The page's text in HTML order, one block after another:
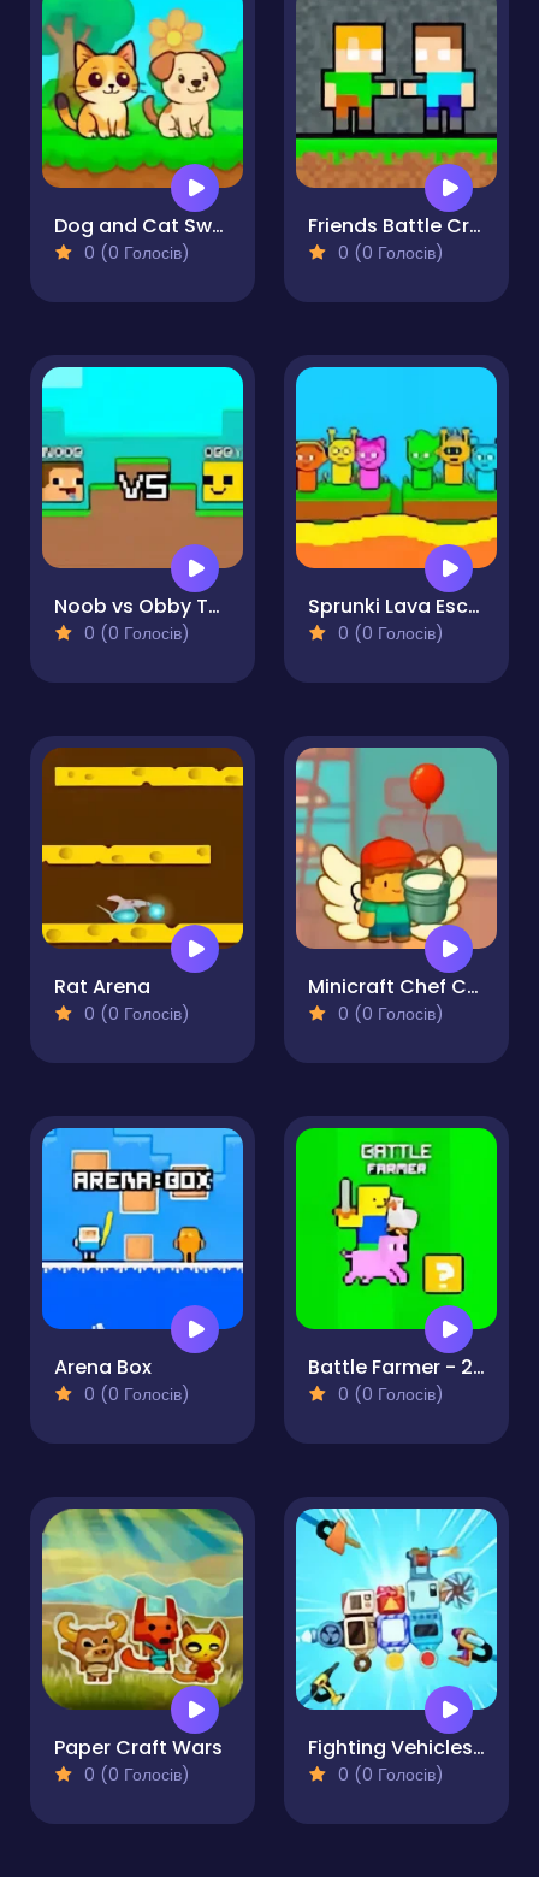
Dog and Cat Sweet
0 (0 Голосів)
Friends Battle Crepgun
0 (0 Голосів)
Noob vs Obby Two-Player
0 (0 Голосів)
Sprunki Lava Escape 2Player
0 (0 Голосів)
Rat Arena
0 (0 Голосів)
Minicraft Chef Cake Wars
0 (0 Голосів)
Arena Box
0 (0 Голосів)
Battle Farmer - 2 Player
0 (0 Голосів)
Paper Craft Wars
0 (0 Голосів)
Fighting Vehicles Arena
0 (0 Голосів)